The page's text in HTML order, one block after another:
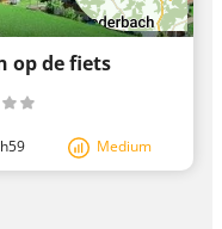
op de fiets
Medium